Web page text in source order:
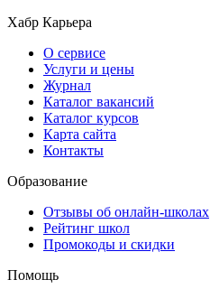
Хабр Карьера
О сервисе
Услуги и цены
Журнал
Каталог вакансий
Каталог курсов
Карта сайта
Контакты
Образование
Отзывы об онлайн-школах
Рейтинг школ
Промокоды и скидки
Помощь